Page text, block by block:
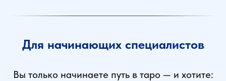
Для начинающих специалистов
Вы только начинаете путь в таро — и хотите: